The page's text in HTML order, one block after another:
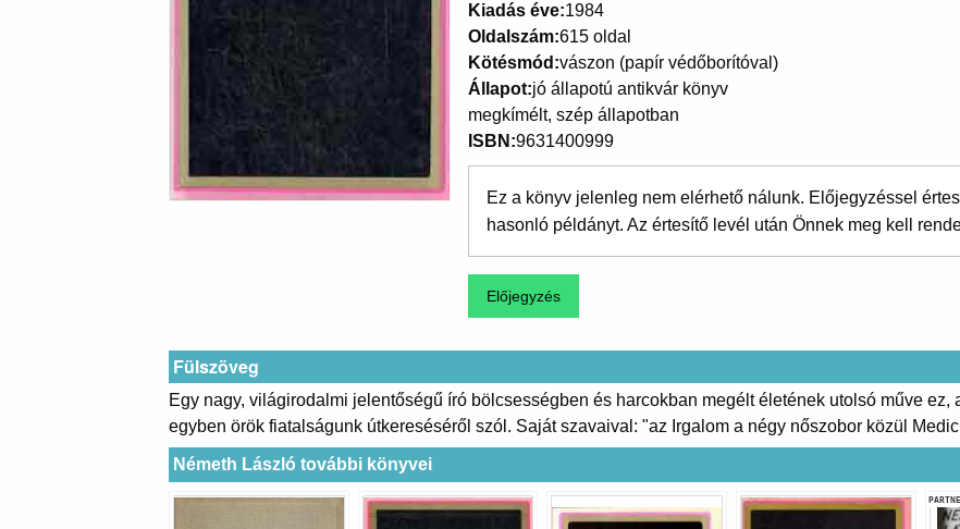
Kiadás éve 1984
Oldalszám 615 oldal
Kötésmód vászon (papír védőborítóval)
Állapot jó állapotú antikvár könyv
megkímélt, szép állapotban
ISBN 9631400999
Ez a könyv jelenleg nem elérhető nálunk. Előjegyzéssel
hasonló példányt. Az értesítő levél után Önnek meg kell
Fülszöveg
Egy nagy, világirodalmi jelentőségű író bölcsességben és harcokban megélt életének utolsó műve ez,
egyben örök fiatalságunk útkereséséről szól. Saját szavaival: "az Irgalom a négy nőszobor közül
Németh László további könyvei